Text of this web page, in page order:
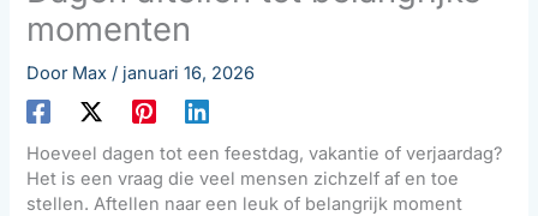
momenten
Door Max/ januari 16, 2026
Hoeveel dagen tot een feestdag, vakantie of verjaardag?
Het is een vraag die veel mensen zichzelf af en toe
stellen. Aftellen naar een leuk of belangrijk moment